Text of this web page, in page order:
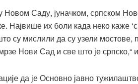
Новом Саду, јуначком, српском
Највише их боли када неко каже
су мислили да су узели
Нови Сад и све што је српско,“
да је Основно јавно